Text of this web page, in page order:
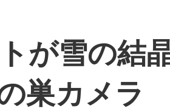
が雪の結
巣カメラ